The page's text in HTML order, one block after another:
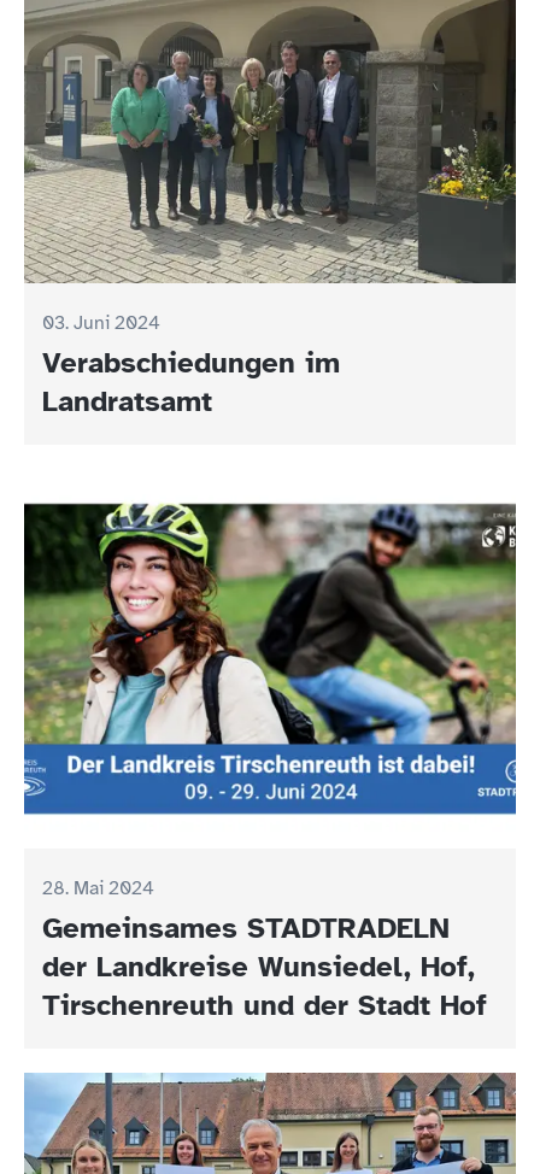
03. Juni 2024
Verabschiedungen im
Landratsamt
28. Mai 2024
Gemeinsames STADTRADELN
der Landkreise Wunsiedel, Hof,
Tirschenreuth und der Stadt Hof